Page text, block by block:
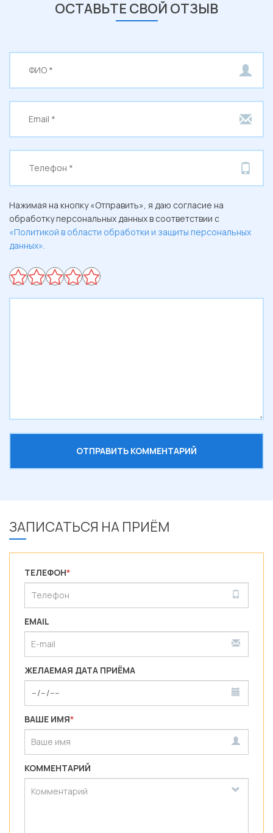
ОСТАВЬТЕ СВОЙ ОТЗЫВ
Нажимая на кнопку «Отправить», я даю согласие на
обработку персональных данных в соответствии с
«Политикой в области обработки и защиты персональных
данных».
ЗАПИСАТЬСЯ НА ПРИЁМ
ТЕЛЕФОН*
EMAIL
ЖЕЛАЕМАЯ ДАТА ПРИЁМА
ВАШЕ ИМЯ*
КОММЕНТАРИЙ